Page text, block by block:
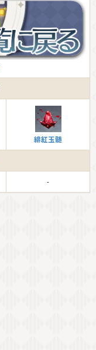
緋紅玉髄
-